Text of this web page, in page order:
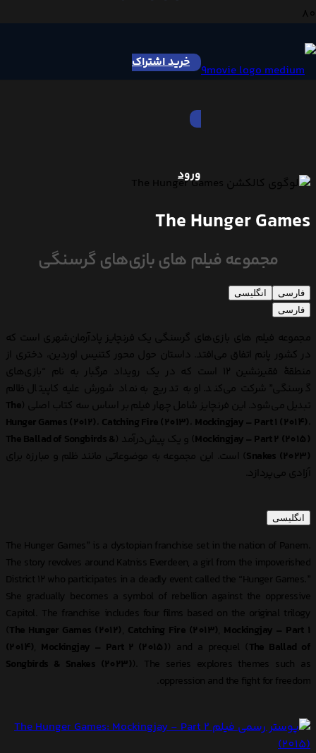
خرید اشتراک
ورود
The Hunger Games
مجموعه فیلم های بازی‌های گرسنگی
فارسی
انگلیسی
فارسی
مجموعه فیلم های بازی‌های گرسنگی یک فرنچایز پادآرمان‌شهری است که
در کشور پانم اتفاق می‌افتد. داستان حول محور کتنیس اوردین، دختری از
منطقهٔ فقیرنشین 12 است که در یک رویداد مرگبار به نام “بازی‌های
گرسنگی” شرکت می‌کند. او به تدریج به نماد شورش علیه کاپیتال ظالم
تبدیل می‌شود. این فرنچایز شامل چهار فیلم بر اساس سه کتاب اصلی (The
Hunger Games (2012) Catching Fire (2013) Mockingjay – Part 1 (2014)
Mockingjay – Part 2 (2015)) و یک پیش‌درآمد (The Ballad of Songbirds &
Snakes (2023)) است. این مجموعه به موضوعاتی مانند ظلم و مبارزه برای
آزادی می‌پردازد.
انگلیسی
The Hunger Games” is a dystopian franchise set in the nation of Panem.
The story revolves around Katniss Everdeen, a girl from the impoverished
District 12 who participates in a deadly event called the “Hunger Games.”
She gradually becomes a symbol of rebellion against the oppressive
Capitol. The franchise includes four films based on the original trilogy
(The Hunger Games (2012), Catching Fire (2013), Mockingjay – Part 1
(2014), Mockingjay – Part 2 (2015)) and a prequel (The Ballad of
Songbirds & Snakes (2023)). The series explores themes such as
oppression and the fight for freedom.